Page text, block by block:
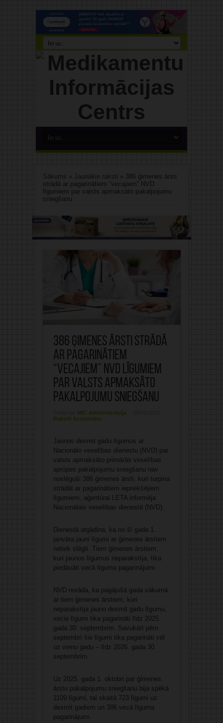
Sākums » Jaunākie raksti » 386 ģimenes ārsti
strādā ar pagarinātiem “vecajiem” NVD
līgumiem par valsts apmaksāto pakalpojumu
sniegšanu
386 ģimenes ārsti strādā
ar pagarinātiem
“vecajiem” NVD līgumiem
par valsts apmaksāto
pakalpojumu sniegšanu
MIC Administrācija
Rakstīt komentāru
Jaunos desmit gadu līgumus ar
Nacionālo veselības dienestu (NVD) par
valsts apmaksāto primārās veselības
aprūpes pakalpojumu sniegšanu nav
noslēguši 386 ģimenes ārsti, kuri turpina
strādāt ar pagarinātiem iepriekšējiem
līgumiem, aģentūrai LETA informēja
Nacionālais veselības dienestā (NVD).
Dienestā atgādina, ka no šī gada 1.
janvāra jauni līgumi ar ģimenes ārstiem
netiek slēgti. Tiem ģimenes ārstiem,
kuri jaunos līgumus neparakstīja, tika
piedāvāti vecā līguma pagarinājumi.
NVD norāda, ka pagājušā gada sākumā
ar tiem ģimenes ārstiem, kuri
neparakstīja jauno desmit gadu līgumu,
vecie līgumi tika pagarināti līdz 2025.
gada 30. septembrim. Savukārt pērn
septembrī šie līgumi tika pagarināti vēl
uz vienu gadu – līdz 2026. gada 30.
septembrim.
Uz 2025. gada 1. oktobri par ģimenes
ārstu pakalpojumu sniegšanu bija spēkā
1109 līgumi, tai skaitā 723 līgumi uz
desmit gadiem un 386 vecā līguma
pagarinājumi.